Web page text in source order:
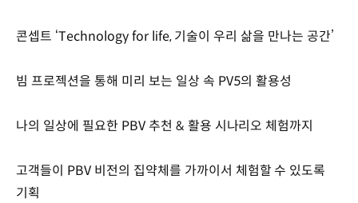
콘셉트 ‘Technology for life, 기술이 우리 삶을 만나는 공간’
빔 프로젝션을 통해 미리 보는 일상 속 PV5의 활용성
나의 일상에 필요한 PBV 추천 & 활용 시나리오 체험까지
고객들이 PBV 비전의 집약체를 가까이서 체험할 수 있도록
기획